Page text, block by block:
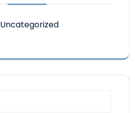
Uncategorized